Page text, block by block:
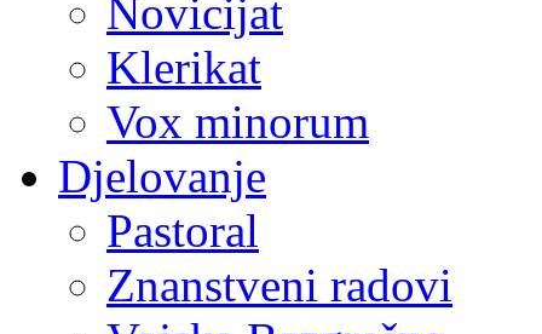
Novicijat
Klerikat
Vox minorum
Djelovanje
Pastoral
Znanstveni radovi